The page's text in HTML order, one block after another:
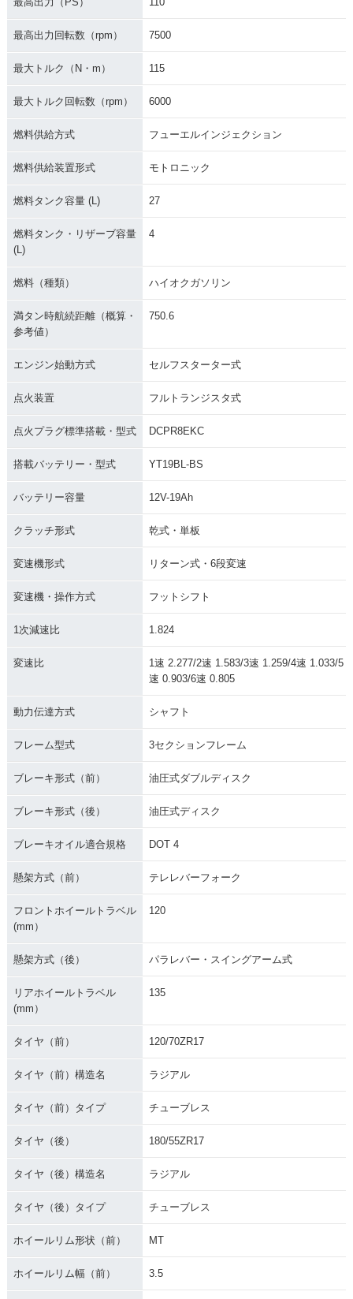
最高出力回転数（rpm） 7500
最大トルク（N・m） 115
最大トルク回転数（rpm） 6000
燃料供給方式 フューエルインジェクション
燃料供給装置形式 モトロニック
燃料タンク容量 (L) 27
燃料タンク・リザーブ容量
(L)
4
燃料（種類） ハイオクガソリン
満タン時航続距離（概算・
参考値）
750.6
エンジン始動方式 セルフスターター式
点火装置 フルトランジスタ式
点火プラグ標準搭載・型式 DCPR8EKC
搭載バッテリー・型式 YT19BL-BS
バッテリー容量 12V-19Ah
クラッチ形式 乾式・単板
変速機形式 リターン式・6段変速
変速機・操作方式 フットシフト
1次減速比 1.824
変速比
1速 2.277/2速 1.583/3速 1.259/4速 1.033/5
速 0.903/6速 0.805
動力伝達方式 シャフト
フレーム型式 3セクションフレーム
ブレーキ形式（前） 油圧式ダブルディスク
ブレーキ形式（後） 油圧式ディスク
ブレーキオイル適合規格 DOT 4
懸架方式（前） テレレバーフォーク
フロントホイールトラベル
(mm）
120
懸架方式（後） パラレバー・スイングアーム式
リアホイールトラベル
(mm）
135
タイヤ（前） 120/70ZR17
タイヤ（前）構造名 ラジアル
タイヤ（前）タイプ チューブレス
タイヤ（後） 180/55ZR17
タイヤ（後）構造名 ラジアル
タイヤ（後）タイプ チューブレス
ホイールリム形状（前） MT
ホイールリム幅（前） 3.5